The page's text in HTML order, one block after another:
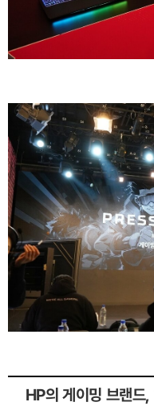
HP의 게이밍 브랜